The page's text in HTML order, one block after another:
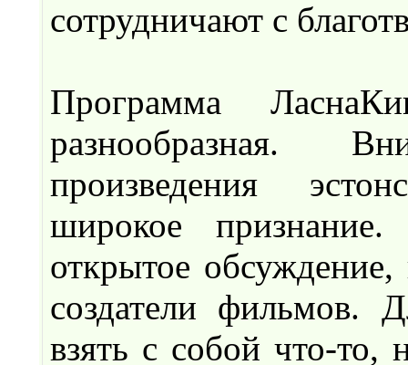
сотрудничают с
Программа
разнообразная.
произведения
широкое
открытое
создатели фильмов.
взять с собой что-